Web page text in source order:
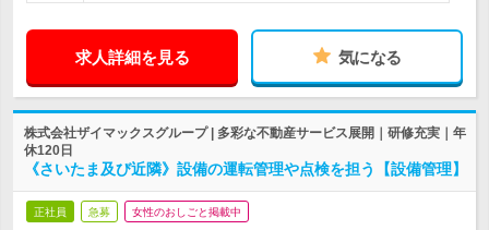
求人詳細を見る 気になる
株式会社ザイマックスグループ | 多彩な不動産サービス展開｜研修充実｜年
休120日
《さいたま及び近隣》設備の運転管理や点検を担う【設備管理】
正社員 急募 女性のおしごと掲載中